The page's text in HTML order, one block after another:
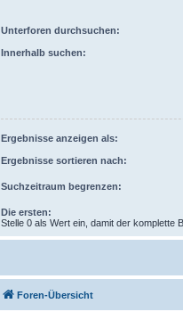
Unterforen durchsuchen:
Innerhalb suchen:
Ergebnisse anzeigen als:
Ergebnisse sortieren nach:
Suchzeitraum begrenzen:
Die ersten:
Stelle 0 als Wert ein, damit der komplette
Foren-Übersicht